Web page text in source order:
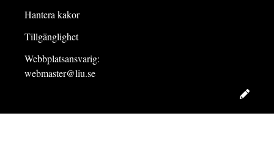
Hantera kakor
Tillgänglighet
Webbplatsansvarig:
webmaster@liu.se